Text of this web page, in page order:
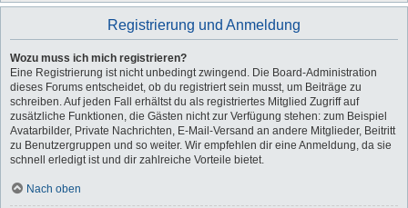
Registrierung und Anmeldung
Wozu muss ich mich registrieren?
Eine Registrierung ist nicht unbedingt zwingend. Die Board-Administration
dieses Forums entscheidet, ob du registriert sein musst, um Beiträge zu
schreiben. Auf jeden Fall erhältst du als registriertes Mitglied Zugriff auf
zusätzliche Funktionen, die Gästen nicht zur Verfügung stehen: zum Beispiel
Avatarbilder, Private Nachrichten, E-Mail-Versand an andere Mitglieder, Beitritt
zu Benutzergruppen und so weiter. Wir empfehlen dir eine Anmeldung, da sie
schnell erledigt ist und dir zahlreiche Vorteile bietet.
Nach oben